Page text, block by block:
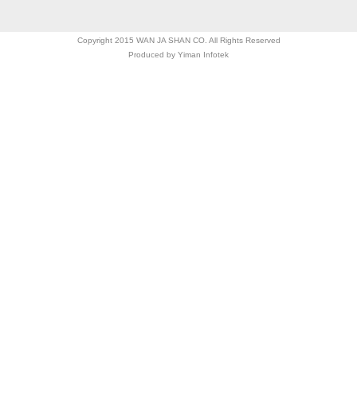
Copyright 2015 WAN JA SHAN CO. All Rights Reserved
Produced by Yiman Infotek